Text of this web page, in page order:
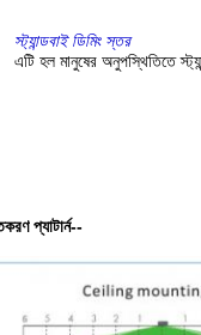
স্ট্যান্ডবাই ডিমিং স্তর
এটি হল মানুষের অনুপস্থিতিতে
প্যাটার্ন--